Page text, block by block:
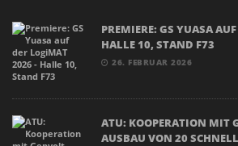
PREMIERE: GS YUASA
HALLE 10, STAND F73
26. FEBRUAR 2026
ATU: KOOPERATION MIT
AUSBAU VON 20